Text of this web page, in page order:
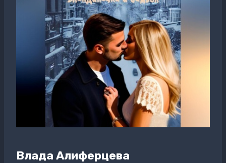
Влада Алиферцева